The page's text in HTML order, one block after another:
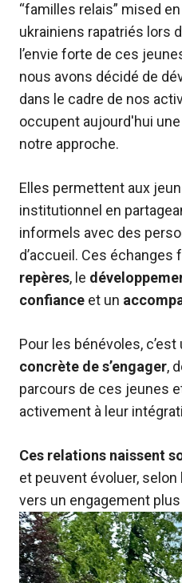
“familles relais” mised
ukrainiens rapatriés lors
l’envie forte de ces
nous avons décidé de
dans le cadre de nos
occupent aujourd'hui
notre approche.
Elles permettent aux
institutionnel en
informels avec des
d’accueil. Ces échanges
repères, le
confiance et un
Pour les bénévoles, c’est
concrète de s’engager,
parcours de ces jeunes
activement à leur
Ces relations naissent
et peuvent évoluer,
vers un engagement plus